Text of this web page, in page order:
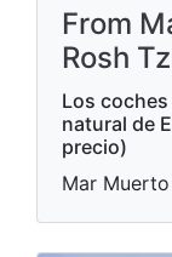
From
Rosh
Los
natural de
precio)
Mar Muerto